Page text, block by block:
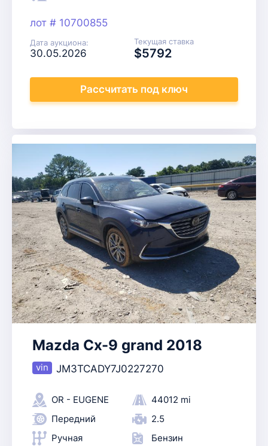
лот # 10700855
Дата аукциона:
30.05.2026
Текущая ставка
$5792
Рассчитать под ключ
Mazda Cx-9 grand 2018
JM3TCADY7J0227270
OR - EUGENE
44012 mi
Передний
2.5
Ручная
Бензин